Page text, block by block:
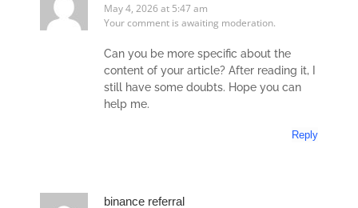
May 4, 2026 at 5:47 am
Your comment is awaiting moderation.
Can you be more specific about the
content of your article? After reading it, I
still have some doubts. Hope you can
help me.
Reply
binance referral